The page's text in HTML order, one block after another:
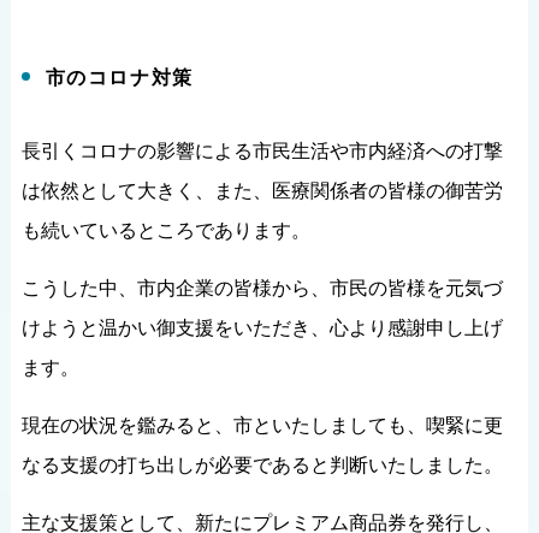
市のコロナ対策
長引くコロナの影響による市民生活や市内経済への打撃
は依然として大きく、また、医療関係者の皆様の御苦労
も続いているところであります。
こうした中、市内企業の皆様から、市民の皆様を元気づ
けようと温かい御支援をいただき、心より感謝申し上げ
ます。
現在の状況を鑑みると、市といたしましても、喫緊に更
なる支援の打ち出しが必要であると判断いたしました。
主な支援策として、新たにプレミアム商品券を発行し、